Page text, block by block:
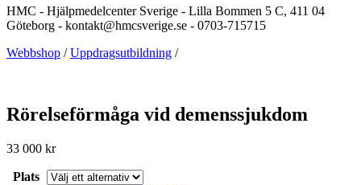
HMC - Hjälpmedelcenter Sverige - Lilla Bommen 5 C, 411 04
Göteborg - kontakt@hmcsverige.se - 0703-715715
Webbshop /Uppdragsutbildning /
Rörelseförmåga vid demenssjukdom
33 000 kr
Plats